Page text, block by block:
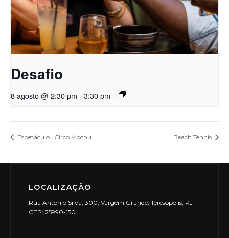
Desafio
8 agosto @ 2:30 pm - 3:30 pm
Espetáculo | Circo Mochu Beach Tennis
LOCALIZAÇÃO
Rua Antonio Silva, 300, Vargem Grande, Teresópolis, RJ
CEP: 25990-150